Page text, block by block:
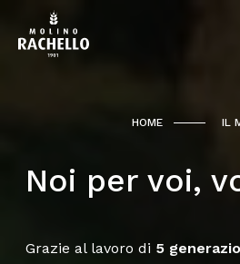
HOME IL
Noi per voi,
Grazie al lavoro di 5